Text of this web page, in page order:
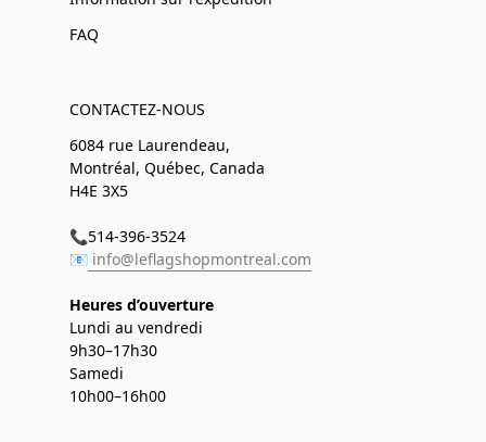
FAQ
CONTACTEZ-NOUS
6084 rue Laurendeau,
Montréal, Québec, Canada
H4E 3X5
📞514-396-3524
📧 info@leflagshopmontreal.com
Heures d’ouverture
Lundi au vendredi
9h30–17h30
Samedi
10h00–16h00